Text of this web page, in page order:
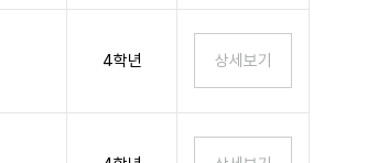
4학년